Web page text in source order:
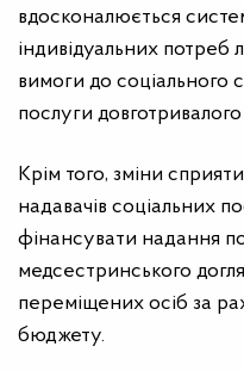
вдосконалюється
індивідуальних
вимоги до соціального
послуги
Крім того, зміни
надавачів соціальних
фінансувати надання
медсестринського
переміщених осіб за
бюджету.